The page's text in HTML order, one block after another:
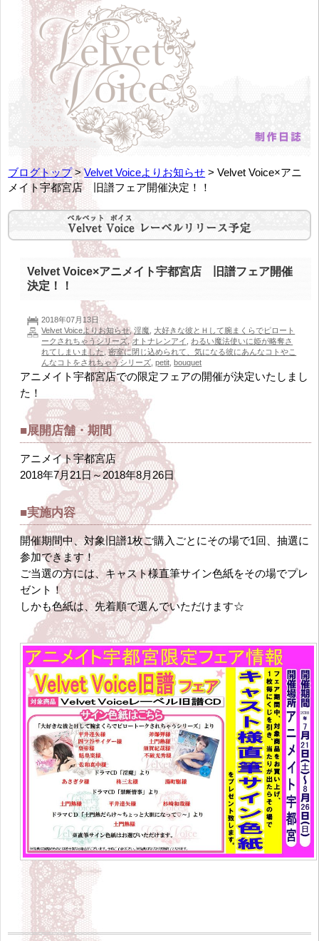
ブログトップ>Velvet Voiceよりお知らせ > Velvet Voice×アニ
メイト宇都宮店 旧譜フェア開催決定！！
Velvet Voice×アニメイト宇都宮店 旧譜フェア開催
決定！！
2018年07月13日
Velvet Voiceよりお知らせ,淫魔 ,大好きな彼とＨして腕まくらでピロート
ークされちゃうシリーズ,オトナレンアイ
わるい魔法使いに姫が略奪さ
れてしまいました,密室に閉じ込められて、気になる彼にあんなコトやこ
んなコトをされちゃうシリーズ ,petit ,bouquet
アニメイト宇都宮店での限定フェアの開催が決定いたしまし
た！
■展開店舗・期間
アニメイト宇都宮店
2018年7月21日～2018年8月26日
■実施内容
開催期間中、対象旧譜1枚ご購入ごとにその場で1回、抽選に
参加できます！
ご当選の方には、キャスト様直筆サイン色紙をその場でプレ
ゼント！
しかも色紙は、先着順で選んでいただけます☆